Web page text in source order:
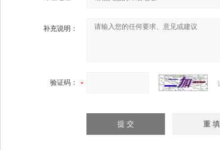
补充说明：
验证码：